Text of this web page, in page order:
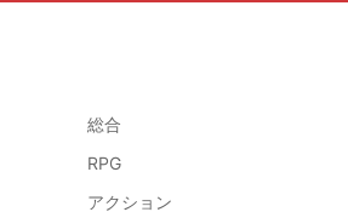
総合
RPG
アクション